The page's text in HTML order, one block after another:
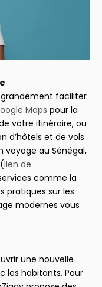
faciliter
Maps pour la
votre itinéraire, ou
d’hôtels et de vols
voyage au Sénégal,
lien de
comme la
pratiques sur les
modernes vous
une nouvelle
les habitants. Pour